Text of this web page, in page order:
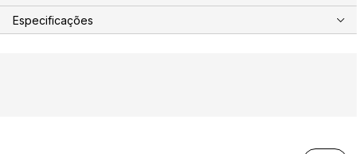
Especificações